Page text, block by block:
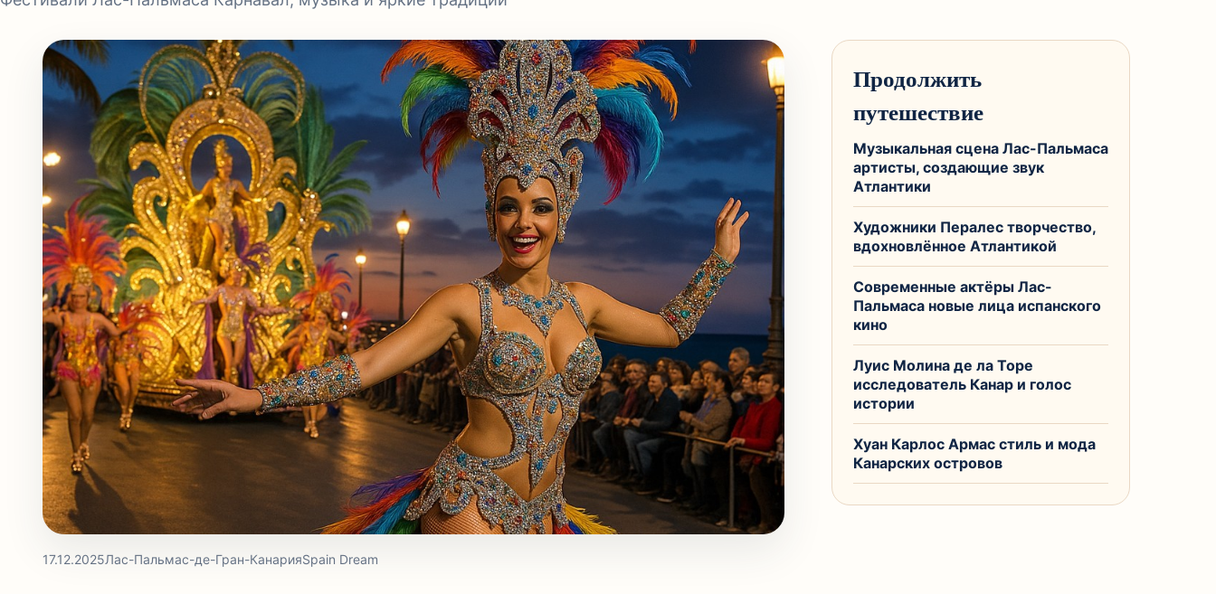
17.12.2025Лас-Пальмас-де-Гран-КанарияSpain Dream
Продолжить
путешествие
Музыкальная сцена Лас-Пальмаса
артисты, создающие звук
Атлантики
Художники Пералес творчество,
вдохновлённое Атлантикой
Современные актёры Лас-
Пальмаса новые лица испанского
кино
Луис Молина де ла Торе
исследователь Канар и голос
истории
Хуан Карлос Армас стиль и мода
Канарских островов